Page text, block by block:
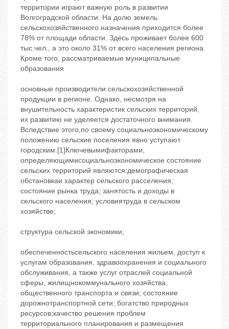
территории играют важную роль в развитии
Волгоградской области. На долю земель
сельскохозяйственного назначения приходится более
78% от площади области. Здесь проживает более 600
тыс.чел., а это около 31% от всего населения региона.
Кроме того, рассматриваемые муниципальные
образования
основные производители сельскохозяйственной
продукции в регионе. Однако, несмотря на
внушительность характеристик сельских территорий,
их развитию не уделяется достаточного внимания.
Вследствие этого,по своему социальноэкономическому
положению сельские поселения явно уступают
городским.[1]Ключевымифакторами,
определяющимисоциальноэкономическое состояние
сельских территорий являются:демографическая
обстановкаи характер сельского расселения;
состояние рынка труда; занятость и доходы в
сельского населения; условиятруда в сельском
хозяйстве;
структура сельской экономики;
обеспеченностьсельского населения жильем, доступ к
услугам образования, здравоохранения и социального
обслуживания, а также услуг отраслей социальной
сферы, жилищнокоммунального хозяйства,
общественного транспорта и связи; состояние
дорожнотранспортной сети; богатство природных
ресурсов;качество решения проблем
территориального планирования и размещения